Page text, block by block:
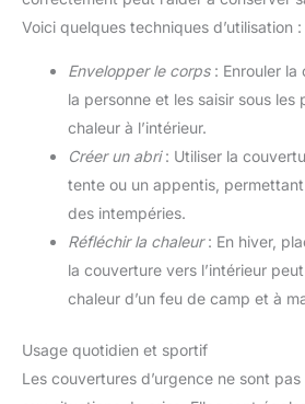
Voici quelques techniques d’utilisation :
Envelopper le corps: Enrouler la
la personne et les saisir sous les
chaleur à l’intérieur.
Créer un abri: Utiliser la
tente ou un appentis,
des intempéries.
Réfléchir la chaleur: En hiver,
la couverture vers l’intérieur
chaleur d’un feu de camp et à
Usage quotidien et sportif
Les couvertures d’urgence ne sont